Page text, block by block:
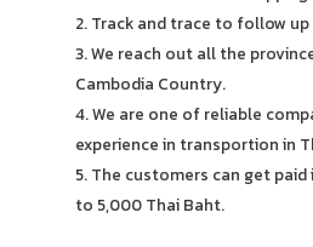
2. Track and trace to follow
3. We reach out all the
Cambodia Country.
4. We are one of reliable
experience in transportion in
5. The customers can get
to 5,000 Thai Baht.